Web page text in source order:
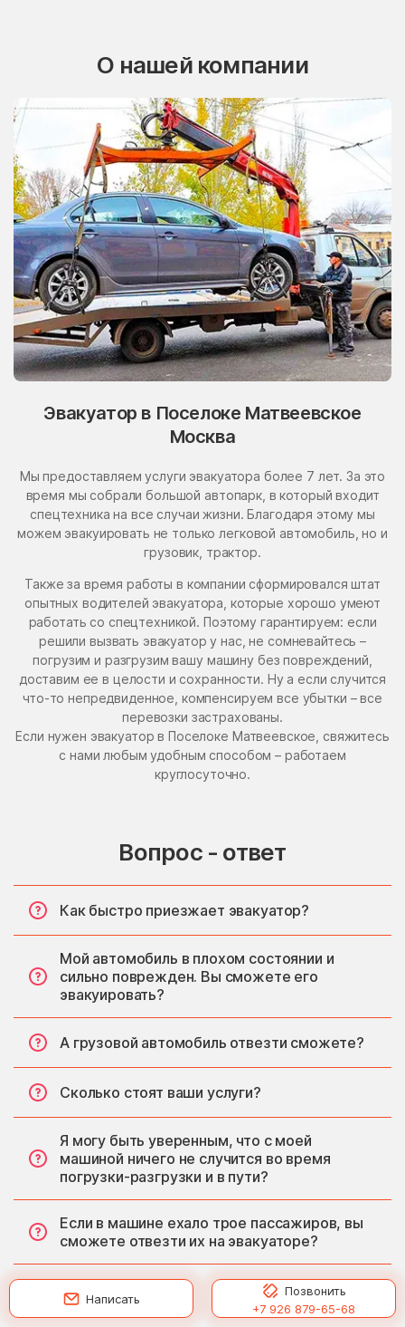
О нашей компании
Эвакуатор в Поселоке Матвеевское
Москва
Мы предоставляем услуги эвакуатора более 7 лет. За это
время мы собрали большой автопарк, в который входит
спецтехника на все случаи жизни. Благодаря этому мы
можем эвакуировать не только легковой автомобиль, но и
грузовик, трактор.
Также за время работы в компании сформировался штат
опытных водителей эвакуатора, которые хорошо умеют
работать со спецтехникой. Поэтому гарантируем: если
решили вызвать эвакуатор у нас, не сомневайтесь –
погрузим и разгрузим вашу машину без повреждений,
доставим ее в целости и сохранности. Ну а если случится
что-то непредвиденное, компенсируем все убытки – все
перевозки застрахованы.
Если нужен эвакуатор в Поселоке Матвеевское, свяжитесь
с нами любым удобным способом – работаем
круглосуточно.
Вопрос - ответ
Как быстро приезжает эвакуатор?
Мой автомобиль в плохом состоянии и
сильно поврежден. Вы сможете его
эвакуировать?
А грузовой автомобиль отвезти сможете?
Сколько стоят ваши услуги?
Я могу быть уверенным, что с моей
машиной ничего не случится во время
погрузки-разгрузки и в пути?
Если в машине ехало трое пассажиров, вы
сможете отвезти их на эвакуаторе?
Написать
Позвонить
+7 926 879-65-68